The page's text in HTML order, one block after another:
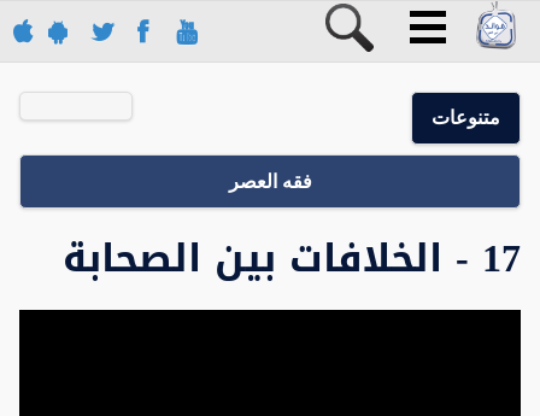
متنوعات
فقه العصر
17 - الخلافات بين الصحابة